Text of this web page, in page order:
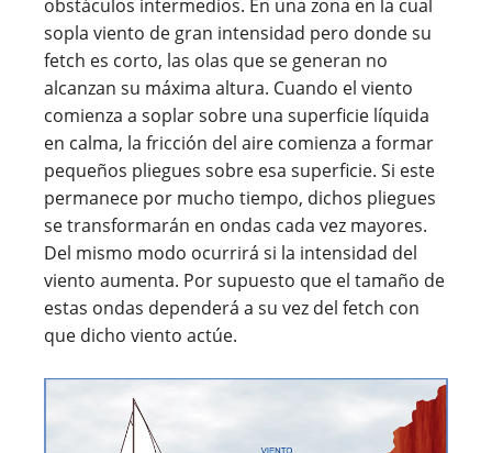
obstáculos intermedios. En una zona en la cual
sopla viento de gran intensidad pero donde su
fetch es corto, las olas que se generan no
alcanzan su máxima altura. Cuando el viento
comienza a soplar sobre una superficie líquida
en calma, la fricción del aire comienza a formar
pequeños pliegues sobre esa superficie. Si este
permanece por mucho tiempo, dichos pliegues
se transformarán en ondas cada vez mayores.
Del mismo modo ocurrirá si la intensidad del
viento aumenta. Por supuesto que el tamaño de
estas ondas dependerá a su vez del fetch con
que dicho viento actúe.